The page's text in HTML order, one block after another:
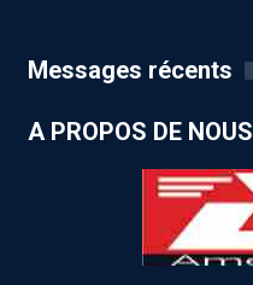
Messages récents
A PROPOS DE NOUS